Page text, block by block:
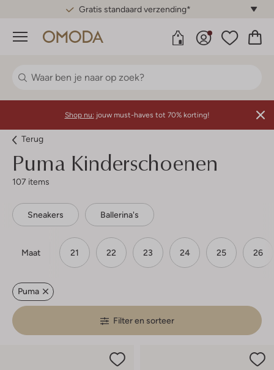
Gratis standaard verzending*
Menu
Shop nu: jouw must-haves tot 70% korting!
Terug
Puma Kinderschoenen
107 items
Sneakers Ballerina's
Maat 21 22 23 24 25 26
Puma
Filter en sorteer